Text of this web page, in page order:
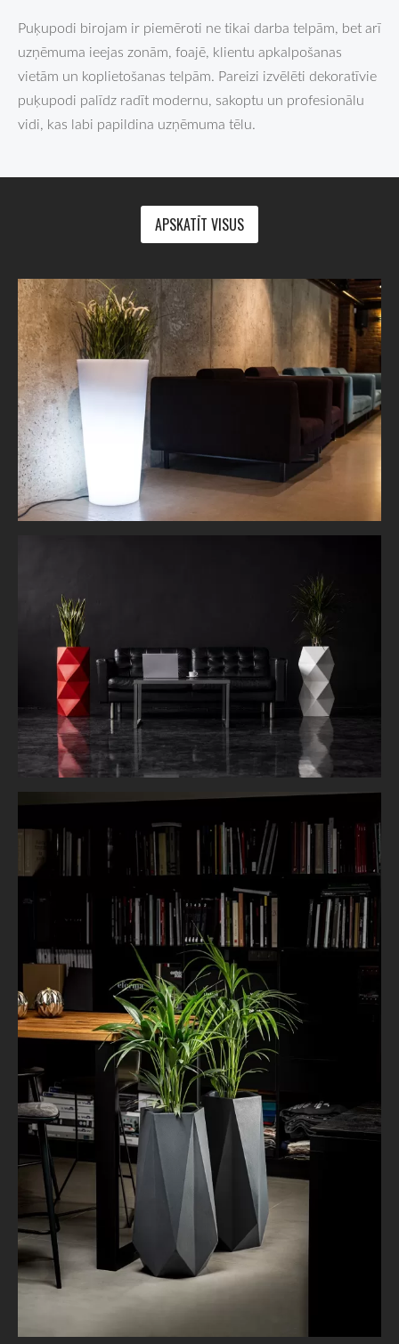
Puķupodi birojam ir piemēroti ne tikai darba telpām, bet arī
uzņēmuma ieejas zonām, foajē, klientu apkalpošanas
vietām un koplietošanas telpām. Pareizi izvēlēti dekoratīvie
puķupodi palīdz radīt modernu, sakoptu un profesionālu
vidi, kas labi papildina uzņēmuma tēlu.
APSKATĪT VISUS